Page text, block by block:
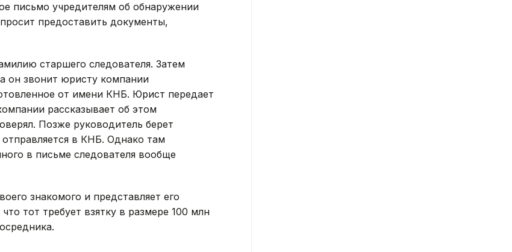
письмо учредителям об обнаружении
предоставить документы,
старшего следователя. Затем
он звонит юристу компании
от имени КНБ. Юрист передает
рассказывает об этом
Позже руководитель берет
в КНБ. Однако там
в письме следователя вообще
знакомого и представляет его
тот требует взятку в размере 100 млн